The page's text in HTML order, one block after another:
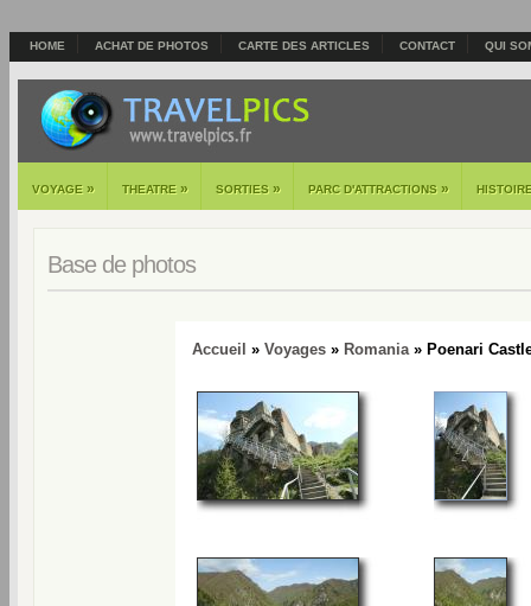
HOME ACHAT DE PHOTOS CARTE DES ARTICLES CONTACT QUI
VOYAGE » THEATRE » SORTIES » PARC D'ATTRACTIONS »
Base de photos
Accueil » Voyages» Romania» Poenari